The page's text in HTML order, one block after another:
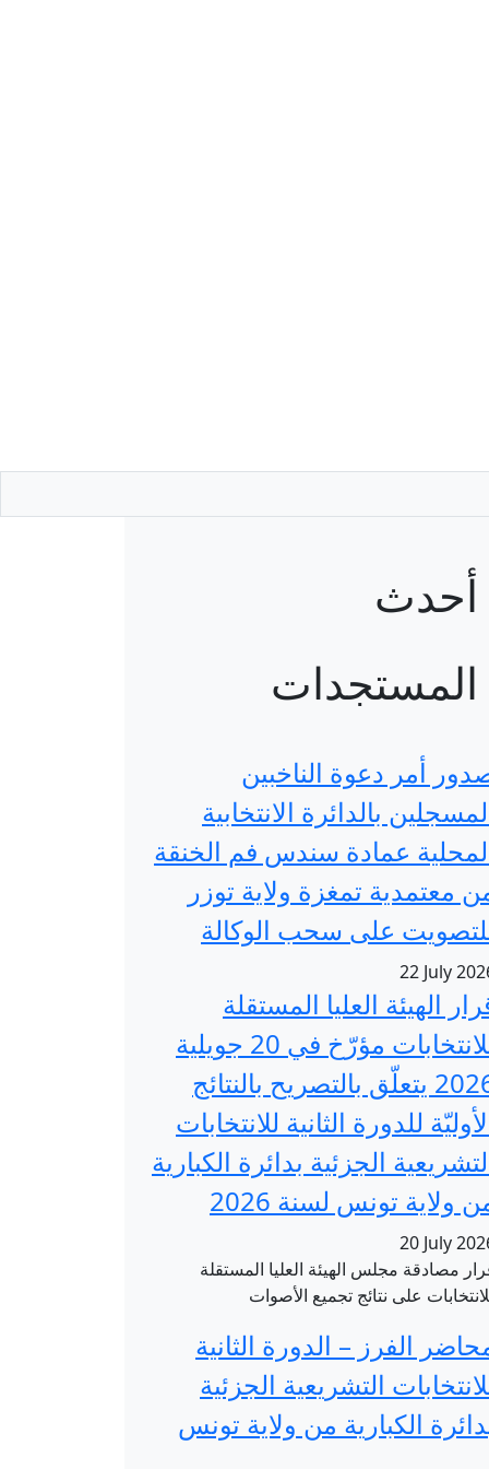
أحدث
المستجدات
أمر دعوة الناخبين
بالدائرة الانتخابية
عمادة سندس فم الخنقة
معتمدية تمغزة ولاية توزر
على سحب الوكالة
22 July
الهيئة العليا المستقلة
للانتخابات مؤرّخ في 20 جويلية
2026 يتعلّق بالتصريح بالنتائج
للدورة الثانية للانتخابات
الجزئية بدائرة الكبارية
ولاية تونس لسنة 2026
20 July
مصادقة مجلس الهيئة العليا المستقلة
على نتائج تجميع الأصوات
الفرز – الدورة الثانية
التشريعية الجزئية
الكبارية من ولاية تونس